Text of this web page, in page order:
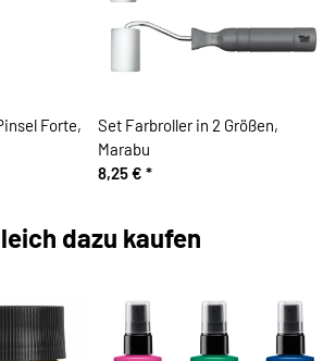
Forte,
Set Farbroller in 2 Größen,
Marabu
8,25 € *
dazu kaufen